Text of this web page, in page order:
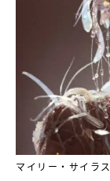
マイリー・サイラス